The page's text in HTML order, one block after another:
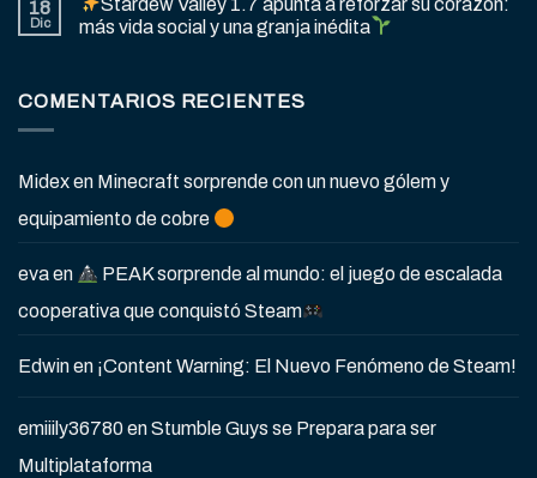
18
Dic
más vida social y una granja inédita
COMENTARIOS RECIENTES
Midexen Minecraft sorprende con un nuevo gólem y
equipamiento de cobre
evaen
PEAK sorprende al mundo: el juego de escalada
cooperativa que conquistó Steam
Edwinen ¡Content Warning: El Nuevo Fenómeno de Steam!
emiiily36780enStumble Guys se Prepara para ser
Multiplataforma